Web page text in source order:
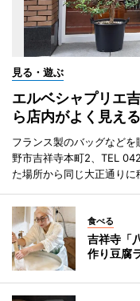
見る・遊ぶ
エルベシャプリエ
ら店内がよく見え
フランス製のバッグなど
野市吉祥寺本町2、TEL
た場所から同じ大正通りに
食べる
吉祥寺「
作り豆腐